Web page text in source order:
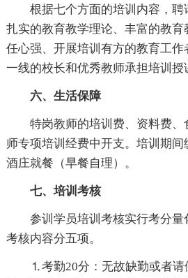
根据七个方面的培训内容，
扎实的教育教学理论、丰富的教
任心强、开展培训有方的教育工
一线的校长和优秀教师承担培训授
六、生活保障
特岗教师的培训费、资料费
师专项培训经费中开支。培训期
酒庄就餐（早餐自理）。
七、培训考核
参训学员培训考核实行考分量
考核内容分五项。
⒈考勤20分：无故缺勤或者请